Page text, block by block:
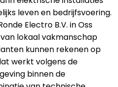
leven en bedrijfsvoering.
Electro B.V. in Oss
lokaal vakmanschap
kunnen rekenen op
werkt volgens de
binnen de